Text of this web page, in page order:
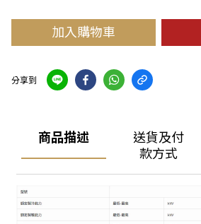
加入購物車
分享到
商品描述
送貨及付
款方式